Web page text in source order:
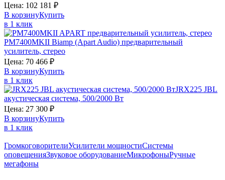
Цена: 102 181 ₽
В корзинуКупить
в 1 клик
PM7400MKII Biamp (Apart Audio) предварительный
усилитель, стерео
Цена: 70 466 ₽
В корзинуКупить
в 1 клик
JRX225 JBL
акустическая система, 500/2000 Вт
Цена: 27 300 ₽
В корзинуКупить
в 1 клик
ГромкоговорителиУсилители мощностиСистемы
оповещенияЗвуковое оборудованиеМикрофоныРучные
мегафоны